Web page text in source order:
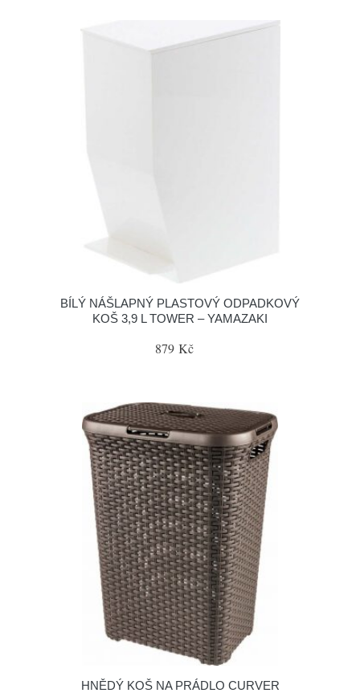
BÍLÝ NÁŠLAPNÝ PLASTOVÝ ODPADKOVÝ
KOŠ 3,9 L TOWER – YAMAZAKI
879 Kč
HNĚDÝ KOŠ NA PRÁDLO CURVER